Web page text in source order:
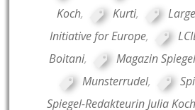
Koch, Kurti,
Initiative for Europe,
Boitani, Magazin Spiegel
Munsterrudel,
Spiegel-Redakteurin Julia Koch